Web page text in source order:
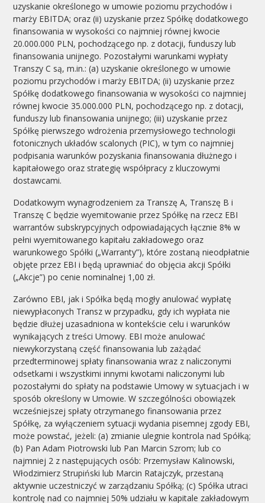
uzyskanie określonego w umowie poziomu przychodów i
marży EBITDA; oraz (ii) uzyskanie przez Spółkę dodatkowego
finansowania w wysokości co najmniej równej kwocie
20.000.000 PLN, pochodzącego np. z dotacji, funduszy lub
finansowania unijnego. Pozostałymi warunkami wypłaty
Transzy C są, m.in.: (a) uzyskanie określonego w umowie
poziomu przychodów i marży EBITDA; (ii) uzyskanie przez
Spółkę dodatkowego finansowania w wysokości co najmniej
równej kwocie 35.000.000 PLN, pochodzącego np. z dotacji,
funduszy lub finansowania unijnego; (iii) uzyskanie przez
Spółkę pierwszego wdrożenia przemysłowego technologii
fotonicznych układów scalonych (PIC), w tym co najmniej
podpisania warunków pozyskania finansowania dłużnego i
kapitałowego oraz strategię współpracy z kluczowymi
dostawcami.
Dodatkowym wynagrodzeniem za Transzę A, Transzę B i
Transzę C będzie wyemitowanie przez Spółkę na rzecz EBI
warrantów subskrypcyjnych odpowiadających łącznie 8% w
pełni wyemitowanego kapitału zakładowego oraz
warunkowego Spółki („Warranty”), które zostaną nieodpłatnie
objęte przez EBI i będą uprawniać do objęcia akcji Spółki
(„Akcje”) po cenie nominalnej 1,00 zł.
Zarówno EBI, jak i Spółka będą mogły anulować wypłatę
niewypłaconych Transz w przypadku, gdy ich wypłata nie
będzie dłużej uzasadniona w kontekście celu i warunków
wynikających z treści Umowy. EBI może anulować
niewykorzystaną część finansowania lub zażądać
przedterminowej spłaty finansowania wraz z naliczonymi
odsetkami i wszystkimi innymi kwotami naliczonymi lub
pozostałymi do spłaty na podstawie Umowy w sytuacjach i w
sposób określony w Umowie. W szczególności obowiązek
wcześniejszej spłaty otrzymanego finansowania przez
Spółkę, za wyłączeniem sytuacji wydania pisemnej zgody EBI,
może powstać, jeżeli: (a) zmianie ulegnie kontrola nad Spółką;
(b) Pan Adam Piotrowski lub Pan Marcin Szrom; lub co
najmniej 2 z następujących osób: Przemysław Kalinowski,
Włodzimierz Strupiński lub Marcin Ratajczyk, przestaną
aktywnie uczestniczyć w zarządzaniu Spółką; (c) Spółka utraci
kontrolę nad co najmniej 50% udziału w kapitale zakładowym